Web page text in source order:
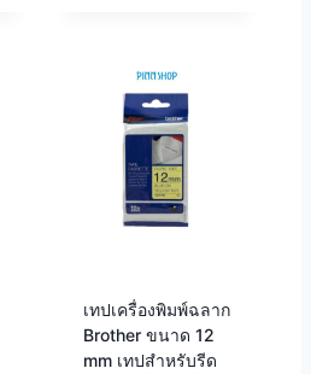
เทปเครื่องพิมพ์ฉลาก
Brother ขนาด 12
mm เทปสำหรับรีด